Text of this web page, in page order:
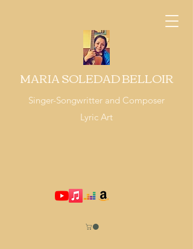
MARIA SOLEDAD BELLOIR
Singer-Songwritter and Composer
Lyric Art